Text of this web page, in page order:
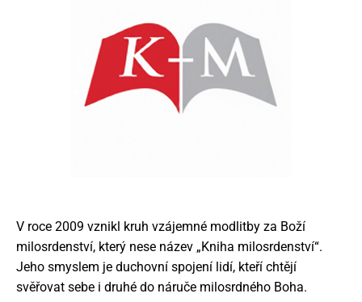
Novinky
Povolání
Galerie
V roce 2009 vznikl kruh vzájemné modlitby za Boží
milosrdenství, který nese název „Kniha milosrdenství“.
Jeho smyslem je duchovní spojení lidí, kteří chtějí
svěřovat sebe i druhé do náruče milosrdného Boha.